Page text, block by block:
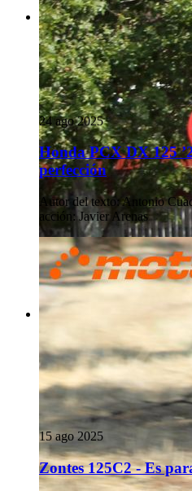
24 ago 2025
Honda PCX DX 125
perfección
Autor del texto : Antonio
acción : Javier Arenas
15 ago 2025
Zontes 125C2 - Es